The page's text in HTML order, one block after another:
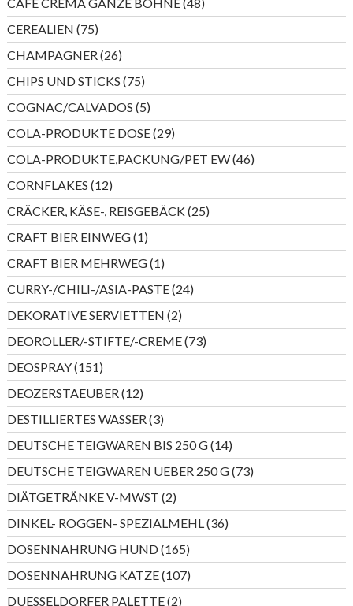
Produkte
CEREALIEN 7575
Produkte
CHAMPAGNER 2626
Produkte
CHIPS UND STICKS 7575
Produkte
COGNAC/CALVADOS 55
Produkte
COLA-PRODUKTE DOSE 2929
Produkte
COLA-PRODUKTE,PACKUNG/PET EW 4646
Produkte
CORNFLAKES 1212
Produkte
CRÄCKER, KÄSE-, REISGEBÄCK 2525
Produkte
CRAFT BIER EINWEG 11
Produkt
CRAFT BIER MEHRWEG 11
Produkt
CURRY-/CHILI-/ASIA-PASTE 2424
Produkte
DEKORATIVE SERVIETTEN 22
Produkte
DEOROLLER/-STIFTE/-CREME 7373
Produkte
DEOSPRAY 151151
Produkte
DEOZERSTAEUBER 1212
Produkte
DESTILLIERTES WASSER 33
Produkte
DEUTSCHE TEIGWAREN BIS 250 G 1414
Produkte
DEUTSCHE TEIGWAREN UEBER 250 G 7373
Produkte
DIÄTGETRÄNKE V-MWST 22
Produkte
DINKEL- ROGGEN- SPEZIALMEHL 3636
Produkte
DOSENNAHRUNG HUND 165165
Produkte
DOSENNAHRUNG KATZE 107107
Produkte
DUESSELDORFER PALETTE 22